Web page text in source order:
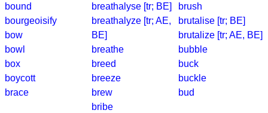
bound
bourgeoisify
bow
bowl
box
boycott
brace
breathalyse [tr; BE]
breathalyze [tr; AE,
BE]
breathe
breed
breeze
brew
bribe
brush
brutalise [tr; BE]
brutalize [tr; AE, BE]
bubble
buck
buckle
bud